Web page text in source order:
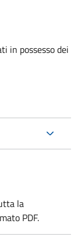
in possesso dei
la
PDF.